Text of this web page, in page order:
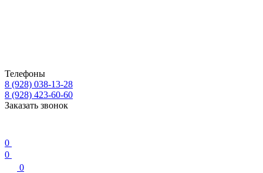
Телефоны
8 (928) 038-13-28
8 (928) 423-60-60
Заказать звонок
0
0
0